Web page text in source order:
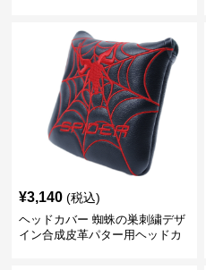
¥3,140 (税込)
ヘッドカバー 蜘蛛の巣刺繍デザ
イン合成皮革パター用ヘッドカ